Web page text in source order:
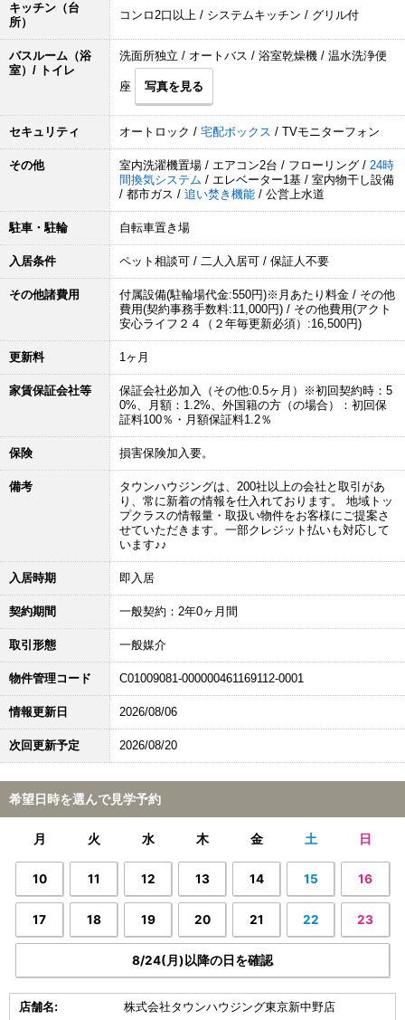
キッチン（台
所）
コンロ2口以上 / システムキッチン / グリル付
バスルーム（浴
室）/ トイレ
洗面所独立 / オートバス / 浴室乾燥機 / 温水洗浄便
座 写真を見る
セキュリティ オートロック / 宅配ボックス / TVモニターフォン
その他 室内洗濯機置場 / エアコン2台 / フローリング / 24時
間換気システム / エレベーター1基 / 室内物干し設備
/ 都市ガス / 追い焚き機能 / 公営上水道
駐車・駐輪 自転車置き場
入居条件 ペット相談可 / 二人入居可 / 保証人不要
その他諸費用
付属設備(駐輪場代金:550円)※月あたり料金 / その他
費用(契約事務手数料:11,000円) / その他費用(アクト
安心ライフ２４（２年毎更新必須）:16,500円)
更新料 1ヶ月
家賃保証会社等
保証会社必加入（その他:0.5ヶ月）※初回契約時：5
0%、月額：1.2%、外国籍の方（の場合）：初回保
証料100％・月額保証料1.2％
保険 損害保険加入要。
備考
タウンハウジングは、200社以上の会社と取引があ
り、常に新着の情報を仕入れております。 地域トッ
プクラスの情報量・取扱い物件をお客様にご提案さ
せていただきます。一部クレジット払いも対応して
います♪♪
入居時期 即入居
契約期間 一般契約：2年0ヶ月間
取引形態 一般媒介
物件管理コード C01009081-000000461169112-0001
情報更新日 2026/08/06
次回更新予定 2026/08/20
希望日時を選んで見学予約
月 火 水 木 金 土 日
10 11 12 13 14 15 16
17 18 19 20 21 22 23
8/24(月)以降の日を確認
店舗名: 株式会社タウンハウジング東京新中野店